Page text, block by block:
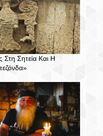
Σητεία Και Η